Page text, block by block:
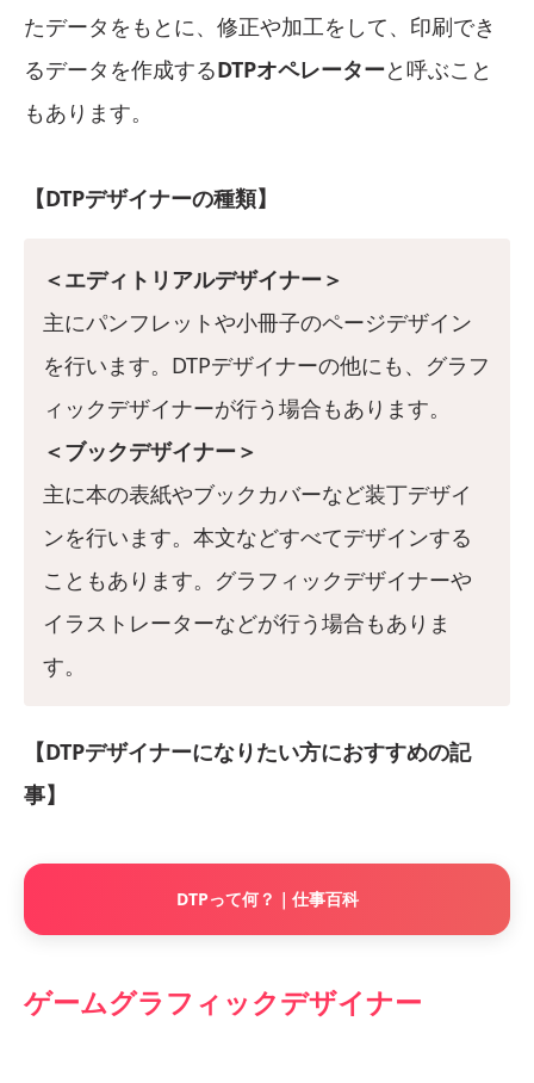
たデータをもとに、修正や加工をして、印刷でき
るデータを作成するDTPオペレーターと呼ぶこと
もあります。
【DTPデザイナーの種類】
＜エディトリアルデザイナー＞
主にパンフレットや小冊子のページデザイン
を行います。DTPデザイナーの他にも、グラフ
ィックデザイナーが行う場合もあります。
＜ブックデザイナー＞
主に本の表紙やブックカバーなど装丁デザイ
ンを行います。本文などすべてデザインする
こともあります。グラフィックデザイナーや
イラストレーターなどが行う場合もありま
す。
【DTPデザイナーになりたい方におすすめの記
事】
DTPって何？｜仕事百科
ゲームグラフィックデザイナー